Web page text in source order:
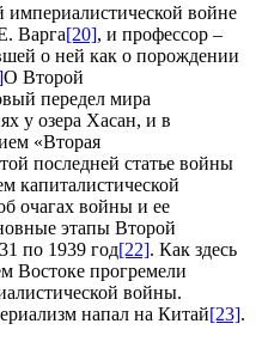
войне
Варга[20], и профессор –
о ней как о порождении
О Второй
передел мира
у озера Хасан, и в
«Вторая
последней статье войны
капиталистической
очагах войны и ее
этапы Второй
по 1939 год[22]. Как здесь
Востоке прогремели
войны.
напал на Китай[23].